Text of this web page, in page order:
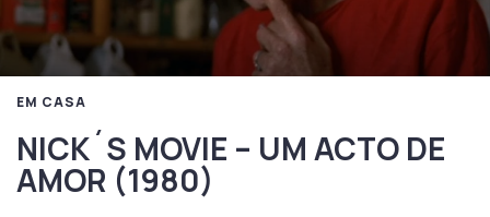
EM CASA
NICK´S MOVIE – UM ACTO DE
AMOR (1980)